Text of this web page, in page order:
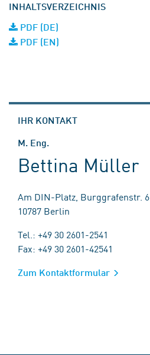
INHALTSVERZEICHNIS
PDF (DE)
PDF (EN)
IHR KONTAKT
M. Eng.
Bettina Müller
Am DIN-Platz, Burggrafenstr. 6
10787 Berlin
Tel.: +49 30 2601-2541
Fax: +49 30 2601-42541
Zum Kontaktformular